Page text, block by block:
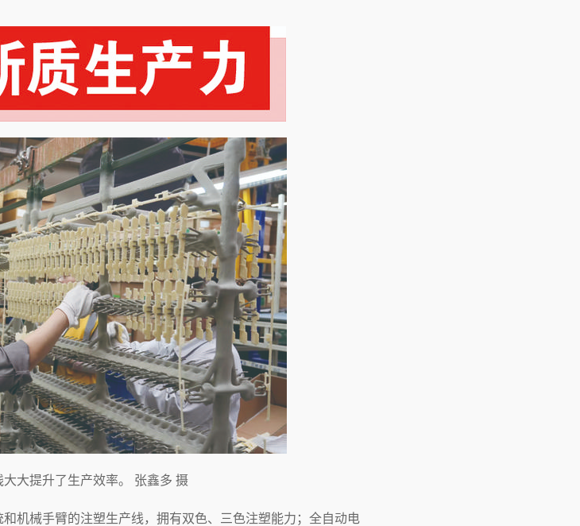
大提升了生产效率。 张鑫多 摄
机械手臂的注塑生产线，拥有双色、三色注塑能力；全自动电